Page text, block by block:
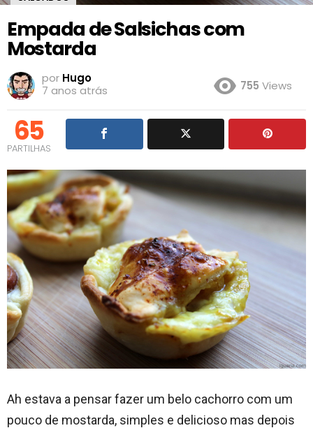
Empada de Salsichas com
Mostarda
por Hugo
7 anos atrás
755 Views
65
PARTILHAS
Ah estava a pensar fazer um belo cachorro com um
pouco de mostarda, simples e delicioso mas depois